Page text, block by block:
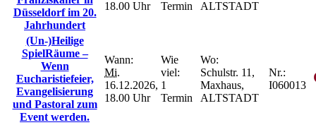
Düsseldorf im 20.
Jahrhundert
18.00 Uhr
Termin
ALTSTADT
(Un-)Heilige
SpielRäume –
Wenn
Eucharistiefeier,
Evangelisierung
und Pastoral zum
Event werden.
Wann:
Mi.
16.12.2026,
18.00 Uhr
Wie
viel:
1
Termin
Wo:
Schulstr. 11,
Maxhaus,
ALTSTADT
Nr.:
I060013